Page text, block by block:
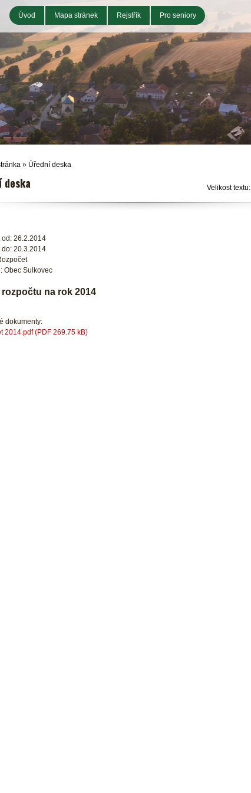
Úvod Mapa stránek Rejstřík Pro seniory
» Úřední deska
Velikost textu:
deska
od: 26.2.2014
do: 20.3.2014
Obec Sulkovec
rozpočtu na rok 2014
dokumenty:
2014.pdf (PDF 269.75 kB)